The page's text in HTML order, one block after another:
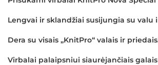
Lengvai ir sklandžiai susijungia su
Dera su visais „KnitPro“ valais ir
Virbalai palaipsniui siaurėjančiais